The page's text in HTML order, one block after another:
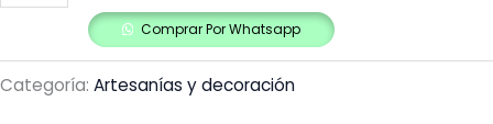
Comprar Por Whatsapp
Categoría: Artesanías y decoración